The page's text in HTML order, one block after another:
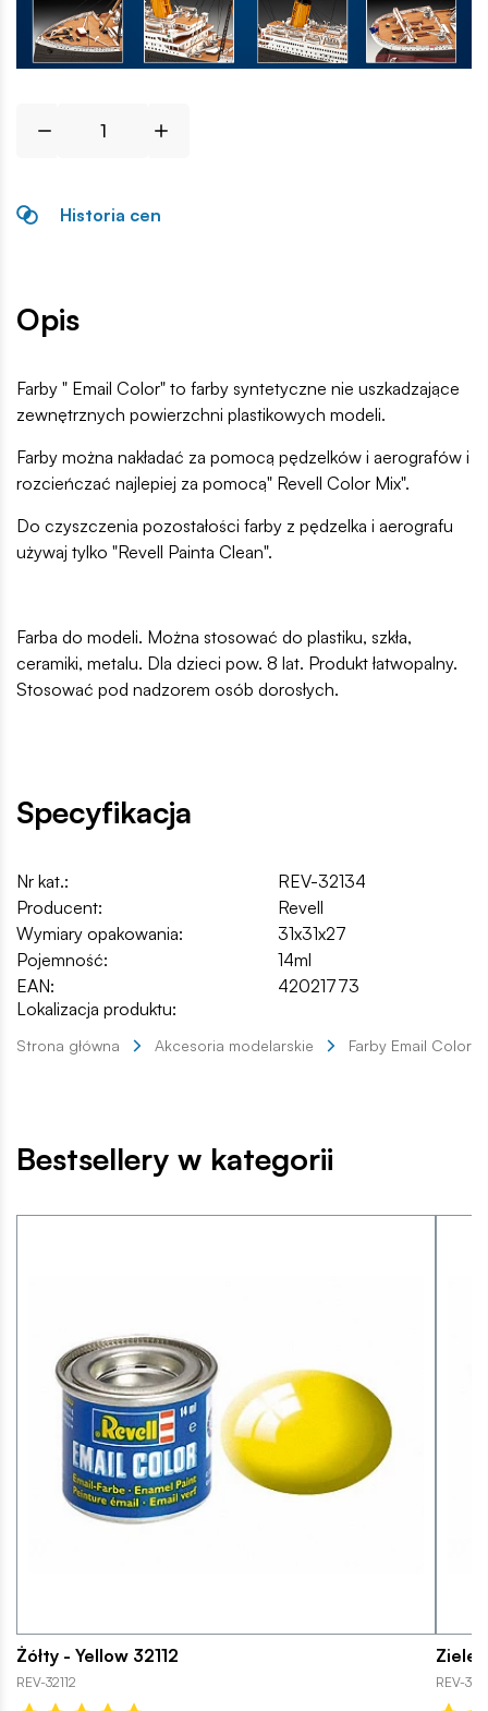
Historia cen
Opis
Farby " Email Color" to farby syntetyczne nie uszkadzające
zewnętrznych powierzchni plastikowych modeli.
Farby można nakładać za pomocą pędzelków i aerografów i
rozcieńczać najlepiej za pomocą" Revell Color Mix".
Do czyszczenia pozostałości farby z pędzelka i aerografu
używaj tylko "Revell Painta Clean".
Farba do modeli. Można stosować do plastiku, szkła,
ceramiki, metalu. Dla dzieci pow. 8 lat. Produkt łatwopalny.
Stosować pod nadzorem osób dorosłych.
Specyfikacja
Nr kat.:
REV-32134
Producent:
Revell
Wymiary opakowania:
31x31x27
Pojemność:
14ml
EAN:
42021773
Lokalizacja produktu:
Strona główna Akcesoria modelarskie Farby Email Color
Bestsellery w kategorii
Żółty - Yellow 32112
REV-32112 REV-